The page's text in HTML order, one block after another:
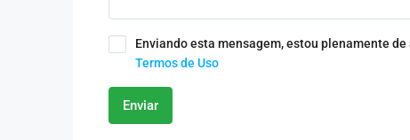
Enviando esta mensagem, estou plenamente de
Termos de Uso
Enviar